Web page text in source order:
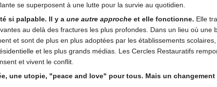
se superposent à une lutte pour la survie au quotidien.
si palpable. Il y a une autre approche et elle fonctionne. Elle
au delà des fractures les plus profondes. Dans un lieu où
et sont de plus en plus adoptées par les établissements
et les plus grands médias. Les Cercles Restauratifs
et vivent le conflit.
une utopie, "peace and love" pour tous. Mais un